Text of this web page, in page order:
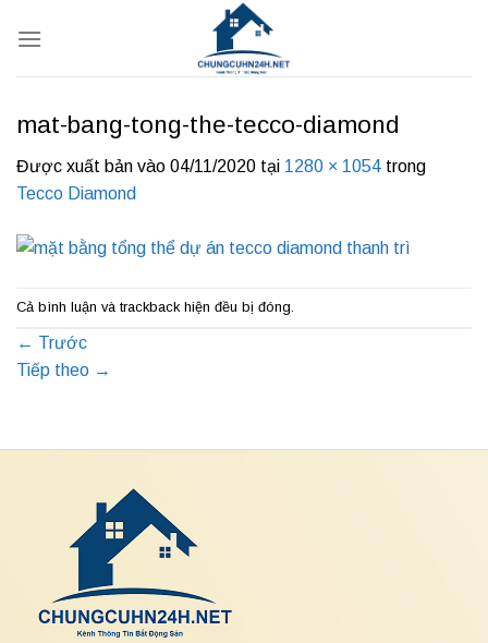
qua
mat-bang-tong-the-tecco-diamond
Được xuất bản vào 04/11/2020 tại 1280 × 1054 trong
Tecco Diamond
Cả bình luận và trackback hiện đều bị đóng.
← Trước
Tiếp theo →